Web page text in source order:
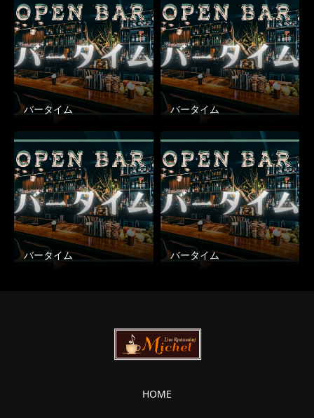
バータイム バータイム
バータイム バータイム
HOME